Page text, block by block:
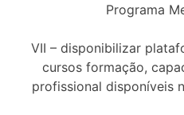
Programa
VII – disponibilizar
cursos formação,
profissional disponíveis